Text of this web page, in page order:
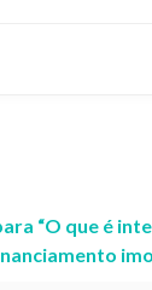
“O que é